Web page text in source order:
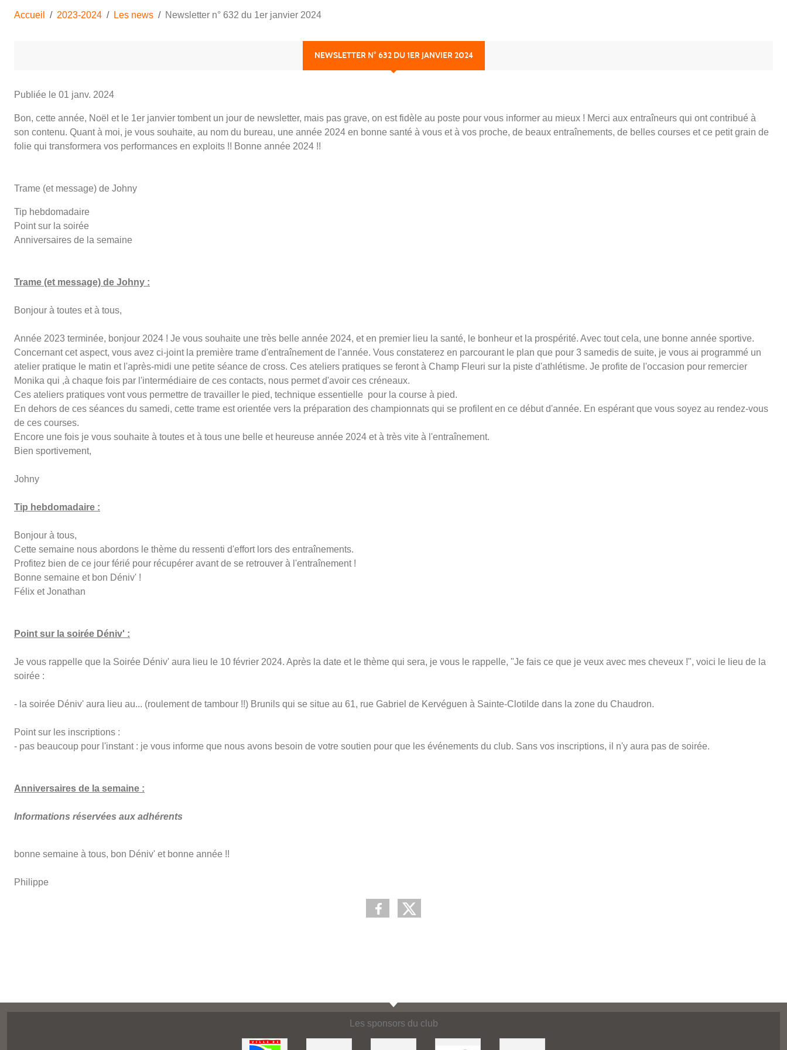
Accueil 2023-2024 Les news Newsletter n° 632 du 1er janvier 2024
NEWSLETTER N° 632 DU 1ER JANVIER 2024
Publiée le 01 janv. 2024
Bon, cette année, Noël et le 1er janvier tombent un jour de newsletter, mais pas grave, on est fidèle au poste pour vous informer au mieux ! Merci aux entraîneurs qui ont contribué à
son contenu. Quant à moi, je vous souhaite, au nom du bureau, une année 2024 en bonne santé à vous et à vos proche, de beaux entraînements, de belles courses et ce petit grain de
folie qui transformera vos performances en exploits !! Bonne année 2024 !!
Trame (et message) de Johny
Tip hebdomadaire
Point sur la soirée
Anniversaires de la semaine
Trame (et message) de Johny :
Bonjour à toutes et à tous,
Année 2023 terminée, bonjour 2024 ! Je vous souhaite une très belle année 2024, et en premier lieu la santé, le bonheur et la prospérité. Avec tout cela, une bonne année sportive.
Concernant cet aspect, vous avez ci-joint la première trame d'entraînement de l'année. Vous constaterez en parcourant le plan que pour 3 samedis de suite, je vous ai programmé un
atelier pratique le matin et l'après-midi une petite séance de cross. Ces ateliers pratiques se feront à Champ Fleuri sur la piste d'athlétisme. Je profite de l'occasion pour remercier
Monika qui ,à chaque fois par l'intermédiaire de ces contacts, nous permet d'avoir ces créneaux.
Ces ateliers pratiques vont vous permettre de travailler le pied, technique essentielle pour la course à pied.
En dehors de ces séances du samedi, cette trame est orientée vers la préparation des championnats qui se profilent en ce début d'année. En espérant que vous soyez au rendez-vous
de ces courses.
Encore une fois je vous souhaite à toutes et à tous une belle et heureuse année 2024 et à très vite à l'entraînement.
Bien sportivement,
Johny
Tip hebdomadaire :
Bonjour à tous,
Cette semaine nous abordons le thème du ressenti d'effort lors des entraînements.
Profitez bien de ce jour férié pour récupérer avant de se retrouver à l'entraînement !
Bonne semaine et bon Déniv' !
Félix et Jonathan
Point sur la soirée Déniv' :
Je vous rappelle que la Soirée Déniv' aura lieu le 10 février 2024. Après la date et le thème qui sera, je vous le rappelle, "Je fais ce que je veux avec mes cheveux !", voici le lieu de la
soirée :
- la soirée Déniv' aura lieu au... (roulement de tambour !!) Brunils qui se situe au 61, rue Gabriel de Kervéguen à Sainte-Clotilde dans la zone du Chaudron.
Point sur les inscriptions :
- pas beaucoup pour l'instant : je vous informe que nous avons besoin de votre soutien pour que les événements du club. Sans vos inscriptions, il n'y aura pas de soirée.
Anniversaires de la semaine :
Informations réservées aux adhérents
bonne semaine à tous, bon Déniv' et bonne année !!
Philippe
Les sponsors du club